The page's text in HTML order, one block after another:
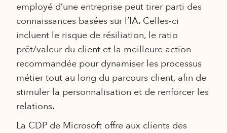
employé d’une entreprise peut tirer parti des
connaissances basées sur l’IA. Celles-ci
incluent le risque de résiliation, le ratio
prêt/valeur du client et la meilleure action
recommandée pour dynamiser les processus
métier tout au long du parcours client, afin de
stimuler la personnalisation et de renforcer les
relations.
La CDP de Microsoft offre aux clients des